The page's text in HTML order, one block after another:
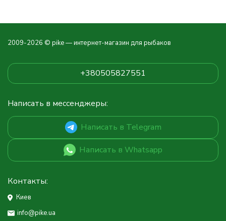
2009-2026 © pike — интернет-магазин для рыбаков
+380505827551
Написать в мессенджеры:
Написать в Telegram
Написать в Whatsapp
Контакты:
Киев
info@pike.ua